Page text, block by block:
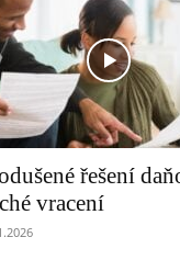
řešení
vracení